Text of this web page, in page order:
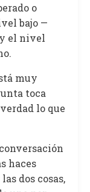
o
bajo —
y el nivel
muy
toca
lo que
haces
dos cosas,